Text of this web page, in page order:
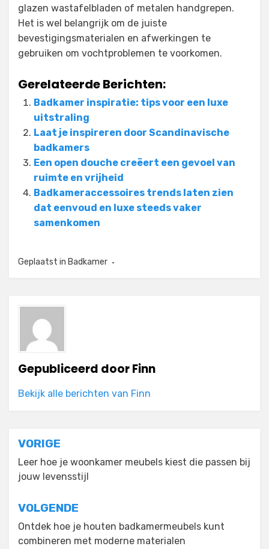
glazen wastafelbladen of metalen handgrepen.
Het is wel belangrijk om de juiste
bevestigingsmaterialen en afwerkingen te
gebruiken om vochtproblemen te voorkomen.
Gerelateerde Berichten:
Badkamer inspiratie: tips voor een luxe
uitstraling
Laat je inspireren door Scandinavische
badkamers
Een open douche creëert een gevoel van
ruimte en vrijheid
Badkameraccessoires trends laten zien
dat eenvoud en luxe steeds vaker
samenkomen
Geplaatst in Badkamer
Gepubliceerd doorFinn
Bekijk alle berichten van Finn
Bericht
navigatie
VORIGE
Leer hoe je woonkamer meubels kiest die passen bij
jouw levensstijl
VOLGENDE
Ontdek hoe je houten badkamermeubels kunt
combineren met moderne materialen